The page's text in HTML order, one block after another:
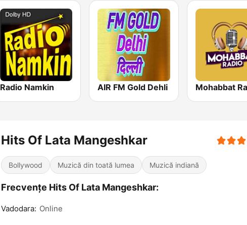
Radio Namkin AIR FM Gold Dehli Mohabbat
Hits Of Lata Mangeshkar
Bollywood Muzică din toată lumea Muzică indiană
Frecvențe Hits Of Lata Mangeshkar:
Vadodara: Online